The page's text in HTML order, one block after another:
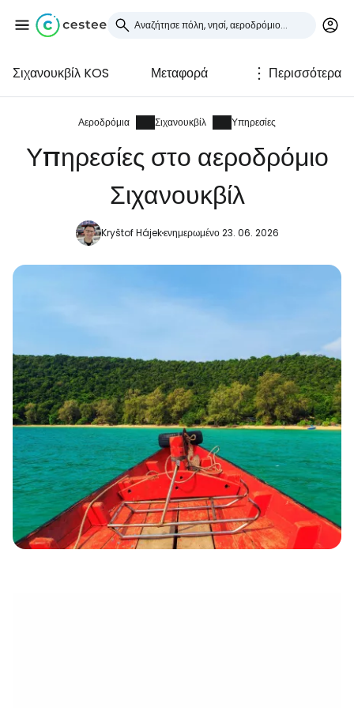
Σιχανουκβίλ KOS Μεταφορά Περισσότερα
Αεροδρόμια Σιχανουκβίλ Υπηρεσίες
Υπηρεσίες στο αεροδρόμιο
Σιχανουκβίλ
Kryštof Hájekενημερωμένο 23. 06. 2026
Συνδεθείτε στο Cestee
... η παγκόσμια ταξιδιωτική κοινότητα
Συνεχίστε με την Google
Συνεχίστε με το Facebook
Συνεχίστε με email